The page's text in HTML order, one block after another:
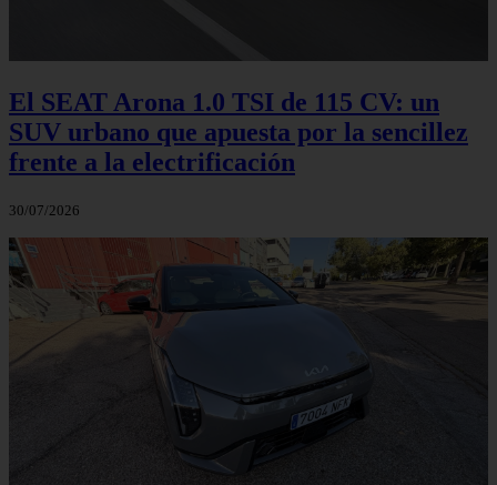
El SEAT Arona 1.0 TSI de 115 CV: un
SUV urbano que apuesta por la sencillez
frente a la electrificación
30/07/2026